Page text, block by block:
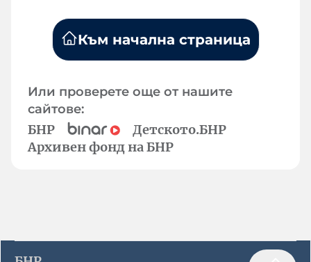
Към начална страница
Или проверете още от нашите
сайтове:
БНР
Детското.БНР
Архивен фонд на БНР